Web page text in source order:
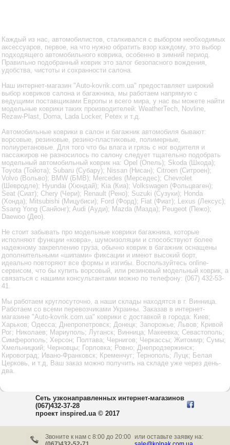
Каждый из нас, автомобилистов, сталкивался с выбором необходимых
аксессуаров, первое, на что нужно обратить взор каждому, это выбор
подходящего автомобильного коврика, особенно в зимний период.
Правильно подобранный коврик это залог безопасного вождения,
удобства, чистоты и сохранности салона.
Наш интернет-магазин "Auto-kovrik.com.ua" предоставляет широкий
выбор ковриков салона и багажника, мы работаем напрямую с
ведущими поставщиками Европы и всего мира, у нас вы можете найти
модельные коврики таких производителей: WeatherTech, Novline,
Rezaw-Plast, Doma, Lada Locker, Petex и т.д.
Автомобильные коврики в салон и багажник автомобиля бывают:
ворсовые, резиновые, резино-пластиковые, полимерные,
полиуретановые. Для того что бы влага и грязь с ног водителя и
пассажиров не разносилось по салону следует тщательно подобрать
модельный автомобильный коврик на: Opel (Опель); Skoda (Шкода);
Toyota (Тойота); Subaru (Субару); Nissan (Нисан); Citroen (Ситроен);
Volvo (Вольво); BMW (БМВ); Mercedes (Мерседес); Chevrolet
(Шевродле); Hyundai (Хюндай); Kia (Киа); Volkswagen (Фольцваген);
Seat (Сиат); Chery (Чери); Renault (Рено); Suzuki (Сузуки); Honda
(Хонда); Mitsubishi (Мицубиси); Ford (Форд); Fiat (Фиат); Lexus (Лексус);
Ssang Yong (Санйонг); Audi (Ауди); Mazda (Мазда); Peugeot (Пежо);
Daewoo (Део).
Не стоит забывать про модельные коврики багажника, которые
исполняют функции «ковра», шумоизоляции и способствуют более
надежному закреплению груза, обычно коврик в багажник оснащены
дополнительными «шипами» фиксации и имеют высокий борт,
идеально повторяют все формы и изгибы. Воспользуйтесь online-
сервисом, что бы купить ворсовый, или резиновый модельный коврик, а
связаться с нашими консультантами можно по телефону: (067) 432-53-
41.
Мы работаем круглосуточно, а наши склады находятся в г. Винница.
Работаем со всеми перевозчиками Украины. Заказав в интернет-
магазине "Auto-kovrik.com.ua" коврики с доставкой в города: Киев;
Харьков; Одесса; Днепропетровск; Донецк; Запорожье; Львов; Кривой
Рог; Николаев; Мариуполь; Луганск; Винница; Макеевка; Севастополь;
Симферополь; Херсон; Полтава; Чернигов; Черкассы; Житомир; Сумы;
Хмельницкий; Черновцы; Горловка; Ровно; Днепродзержинск;
Кировоград; Ивано-Франковск; Кременчуг; Тернополь; Луцк; Белая
Церковь, и т.д, Ваш заказ можно получить на складе уже через день-
два.
Сеть узконаправленных интернет-магазинов
(067)432-37-28
проект inspired.ua © 2017
Звоните к нам c 8:00 до 20:00 или оставьте заявку на: